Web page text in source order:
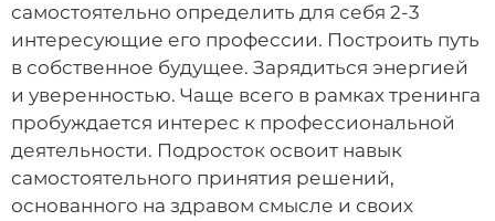
самостоятельно определить для себя 2-3
интересующие его профессии. Построить путь
в собственное будущее. Зарядиться энергией
и уверенностью. Чаще всего в рамках тренинга
пробуждается интерес к профессиональной
деятельности. Подросток освоит навык
самостоятельного принятия решений,
основанного на здравом смысле и своих